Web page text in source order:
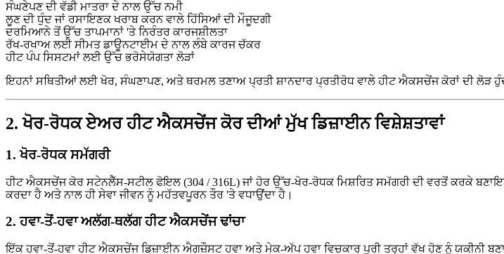
ਸੰਘਣੇਪਣ ਦੀ ਵੱਡੀ ਮਾਤਰਾ ਦੇ ਨਾਲ ਉੱਚ ਨਮੀ
ਲੂਣ ਦੀ ਧੁੰਦ ਜਾਂ ਰਸਾਇਣਕ ਖਰਾਬ ਕਰਨ ਵਾਲੇ ਹਿੱਸਿਆਂ ਦੀ ਮੌਜੂਦਗੀ
ਦਰਮਿਆਨੇ ਤੋਂ ਉੱਚ ਤਾਪਮਾਨਾਂ 'ਤੇ ਨਿਰੰਤਰ ਕਾਰਜਸ਼ੀਲਤਾ
ਰੱਖ-ਰਖਾਅ ਲਈ ਸੀਮਤ ਡਾਊਨਟਾਈਮ ਦੇ ਨਾਲ ਲੰਬੇ ਕਾਰਜ ਚੱਕਰ
ਹੀਟ ਪੰਪ ਸਿਸਟਮਾਂ ਲਈ ਉੱਚ ਭਰੋਸੇਯੋਗਤਾ ਲੋੜਾਂ
ਇਹਨਾਂ ਸਥਿਤੀਆਂ ਲਈ ਖੋਰ, ਸੰਘਣਾਪਣ, ਅਤੇ ਥਰਮਲ ਤਣਾਅ ਪ੍ਰਤੀ ਸ਼ਾਨਦਾਰ ਪ੍ਰਤੀਰੋਧ ਵਾਲੇ ਹੀਟ ਐਕਸਚੇਂਜ ਕੋਰਾਂ ਦੀ ਲੋੜ
2. ਖੋਰ-ਰੋਧਕ ਏਅਰ ਹੀਟ ਐਕਸਚੇਂਜ ਕੋਰ ਦੀਆਂ ਮੁੱਖ ਡਿਜ਼ਾਈਨ ਵਿਸ਼ੇਸ਼ਤਾਵਾਂ
1. ਖੋਰ-ਰੋਧਕ ਸਮੱਗਰੀ
ਹੀਟ ਐਕਸਚੇਂਜ ਕੋਰ ਸਟੇਨਲੈੱਸ-ਸਟੀਲ ਫੋਇਲ (304 / 316L) ਜਾਂ ਹੋਰ ਉੱਚ-ਖੋਰ-ਰੋਧਕ ਮਿਸ਼ਰਿਤ ਸਮੱਗਰੀ ਦੀ ਵਰਤੋਂ ਕਰਕੇ
ਕਰਦਾ ਹੈ ਅਤੇ ਨਾਲ ਹੀ ਸੇਵਾ ਜੀਵਨ ਨੂੰ ਮਹੱਤਵਪੂਰਨ ਤੌਰ 'ਤੇ ਵਧਾਉਂਦਾ ਹੈ।
2. ਹਵਾ-ਤੋਂ-ਹਵਾ ਅਲੱਗ-ਥਲੱਗ ਹੀਟ ਐਕਸਚੇਂਜ ਢਾਂਚਾ
ਇੱਕ ਹਵਾ-ਤੋਂ-ਹਵਾ ਹੀਟ ਐਕਸਚੇਂਜ ਡਿਜ਼ਾਈਨ ਐਗਜ਼ੌਸਟ ਹਵਾ ਅਤੇ ਮੇਕ-ਅੱਪ ਹਵਾ ਵਿਚਕਾਰ ਪੂਰੀ ਤਰ੍ਹਾਂ ਵੱਖ ਹੋਣ ਨੂੰ ਯਕੀਨੀ